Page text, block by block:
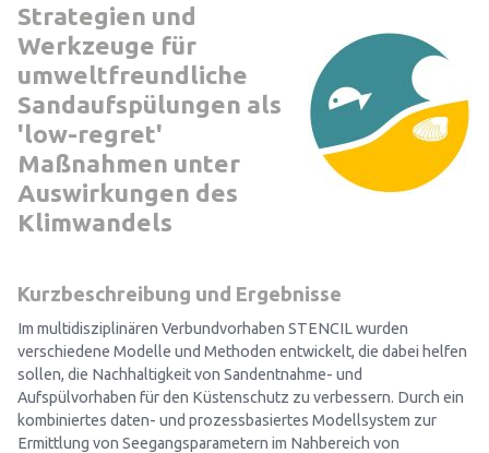
Strategien und
Werkzeuge für
umweltfreundliche
Sandaufspülungen als
'low-regret'
Maßnahmen unter
Auswirkungen des
Klimwandels
Kurzbeschreibung und Ergebnisse
Im multidisziplinären Verbundvorhaben STENCIL wurden
verschiedene Modelle und Methoden entwickelt, die dabei helfen
sollen, die Nachhaltigkeit von Sandentnahme- und
Aufspülvorhaben für den Küstenschutz zu verbessern. Durch ein
kombiniertes daten- und prozessbasiertes Modellsystem zur
Ermittlung von Seegangsparametern im Nahbereich von